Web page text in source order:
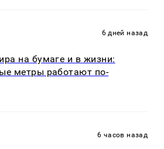
6 дней назад
на бумаге и в жизни:
метры работают по-
6 часов назад